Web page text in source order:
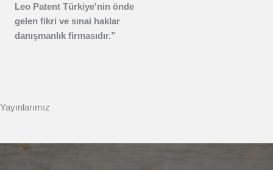
Leo Patent Türkiye'nin önde
gelen fikri ve sınai haklar
danışmanlık firmasıdır.”
Yayınlarımız